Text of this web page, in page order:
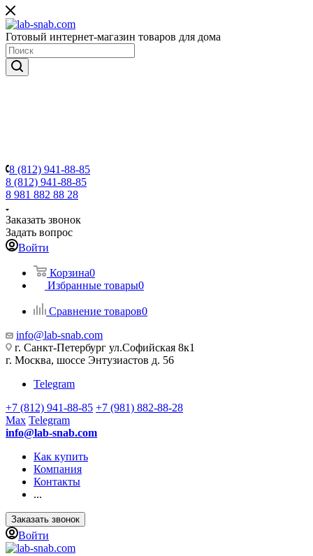
Готовый интернет-магазин товаров для дома
8 (812) 941-88-85
8 (812) 941-88-85
8 981 882 88 28
Заказать звонок
Задать вопрос
Войти
Корзина0
Избранные товары0
Сравнение товаров0
info@lab-snab.com
г. Санкт-Петербург ул.Софийская 8к1
г. Москва, шоссе Энтузиастов д. 56
Telegram
+7 (812) 941-88-85 +7 (981) 882-88-28
Max Telegram
info@lab-snab.com
Как купить
Компания
Контакты
...
Заказать звонок
Войти